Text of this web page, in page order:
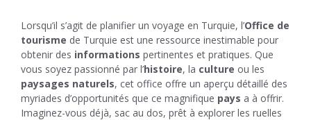
Lorsqu’il s’agit de planifier un voyage en Turquie, l’Office de
tourisme de Turquie est une ressource inestimable pour
obtenir des informations pertinentes et pratiques. Que
vous soyez passionné par l’histoire, la culture ou les
paysages naturels, cet office offre un aperçu détaillé des
myriades d’opportunités que ce magnifique pays a à offrir.
Imaginez-vous déjà, sac au dos, prêt à explorer les ruelles